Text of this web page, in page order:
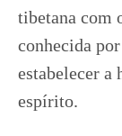
tibetana com
conhecida
estabelecer a
espírito.